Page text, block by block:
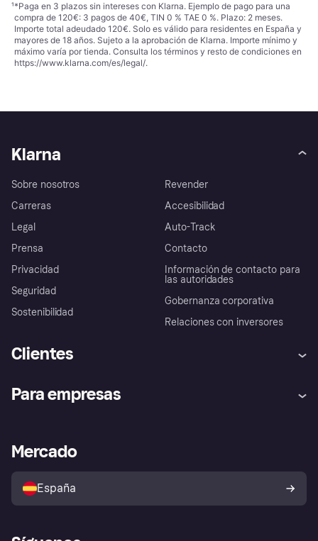
¹*Paga en 3 plazos sin intereses con Klarna. Ejemplo de pago para una
compra de 120€: 3 pagos de 40€, TIN 0 % TAE 0 %. Plazo: 2 meses.
Importe total adeudado 120€. Solo es válido para residentes en España y
mayores de 18 años. Sujeto a la aprobación de Klarna. Importe mínimo y
máximo varía por tienda. Consulta los términos y resto de condiciones en
https://www.klarna.com/es/legal/.
Klarna
Sobre nosotros
Carreras
Legal
Prensa
Privacidad
Seguridad
Sostenibilidad
Revender
Accesibilidad
Auto-Track
Contacto
Información de contacto para
las autoridades
Gobernanza corporativa
Relaciones con inversores
Clientes
Inicio de sesión
Directorio de tiendas
Política de protección al
comprador de Klarna
Reclamaciones
Para empresas
Acceso empresas
Mercado
España